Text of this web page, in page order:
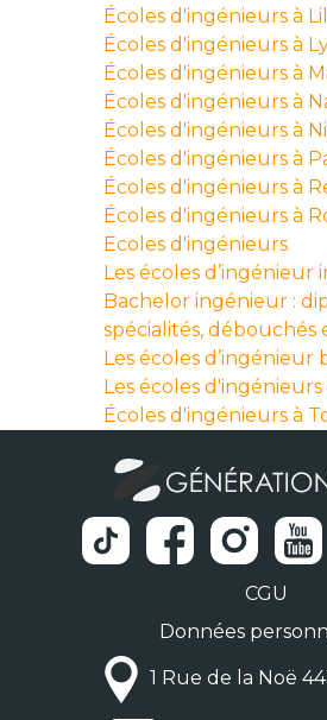
Écoles d'ingénieurs à
Écoles d'ingénieurs à
Écoles d'ingénieurs à
Écoles d'ingénieurs à
Écoles d'ingénieurs à
Écoles d'ingénieurs à
Écoles d'ingénieurs à
Écoles d'ingénieurs à
Ecoles d'ingénieurs
Les écoles
Bachelor ingénieur :
spécialités, débouchés
Les écoles d’ingénieur
Les écoles
Écoles d'ingénieurs à
CGU
Données
1 Rue de la Noë